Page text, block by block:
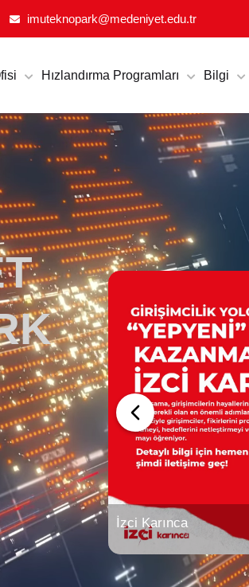
imuteknopark@medeniyet.edu.tr
Hızlandırma Programları Bilgi
İzci Karınca